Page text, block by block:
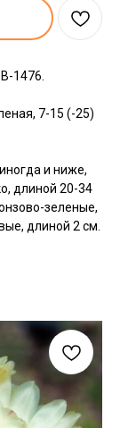
1476.
7-15 (-25)
и ниже,
длиной 20-34
зеленые,
длиной 2 см.